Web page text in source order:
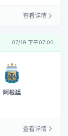
查看详情
07/19 下午07:00
阿根廷
查看详情